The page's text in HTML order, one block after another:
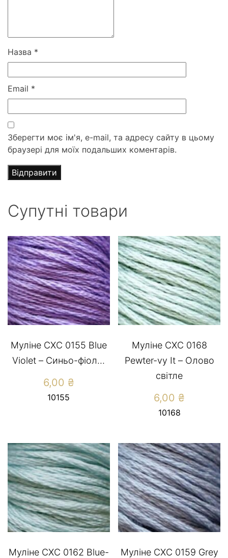
Назва *
Email *
Зберегти моє ім'я, e-mail, та адресу сайту в цьому
браузері для моїх подальших коментарів.
Супутні товари
Муліне СХС 0155 Blue
Violet – Синьо-фіол...
6,00 ₴
10155
Муліне СХС 0168
Pewter-vy It – Олово
світле
6,00 ₴
10168
Муліне СХС 0162 Blue-
Муліне СХС 0159 Grey